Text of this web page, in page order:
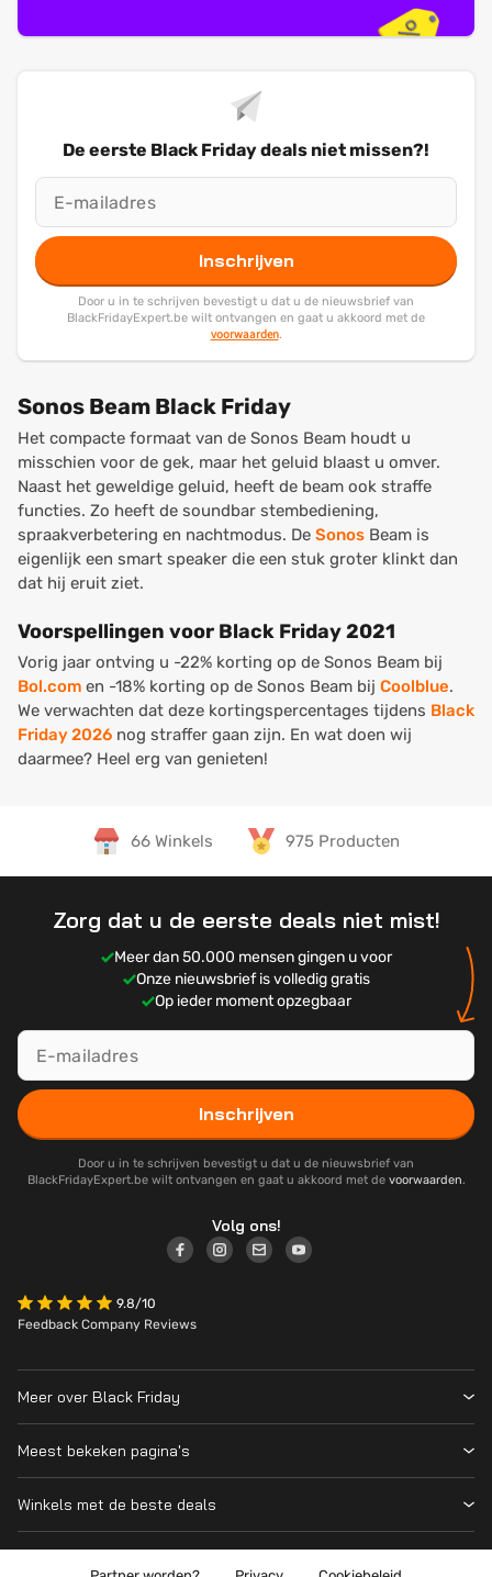
De eerste Black Friday deals niet missen?!
Inschrijven
Door u in te schrijven bevestigt u dat u de nieuwsbrief van
BlackFridayExpert.be wilt ontvangen en gaat u akkoord met de
voorwaarden.
Sonos Beam Black Friday
Het compacte formaat van de Sonos Beam houdt u
misschien voor de gek, maar het geluid blaast u omver.
Naast het geweldige geluid, heeft de beam ook straffe
functies. Zo heeft de soundbar stembediening,
spraakverbetering en nachtmodus. De Sonos Beam is
eigenlijk een smart speaker die een stuk groter klinkt dan
dat hij eruit ziet.
Voorspellingen voor Black Friday 2021
Vorig jaar ontving u -22% korting op de Sonos Beam bij
Bol.com en -18% korting op de Sonos Beam bij Coolblue.
We verwachten dat deze kortingspercentages tijdens Black
Friday 2026 nog straffer gaan zijn. En wat doen wij
daarmee? Heel erg van genieten!
66 Winkels 975 Producten
Zorg dat u de eerste deals niet mist!
Meer dan 50.000 mensen gingen u voor
Onze nieuwsbrief is volledig gratis
Op ieder moment opzegbaar
Inschrijven
Door u in te schrijven bevestigt u dat u de nieuwsbrief van
BlackFridayExpert.be wilt ontvangen en gaat u akkoord met de voorwaarden.
Volg ons!
9.8/10
Feedback Company Reviews
Meer over Black Friday
Contact
Blog
Meest bekeken pagina's
PS5
Winkels met de beste deals